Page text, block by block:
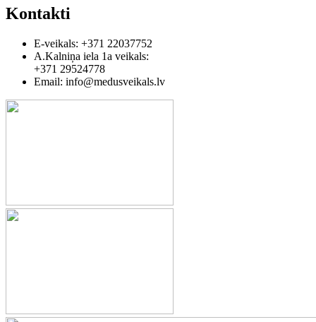
Kontakti
E-veikals: +371 22037752
A.Kalniņa iela 1a veikals:
+371 29524778
Email: info@medusveikals.lv